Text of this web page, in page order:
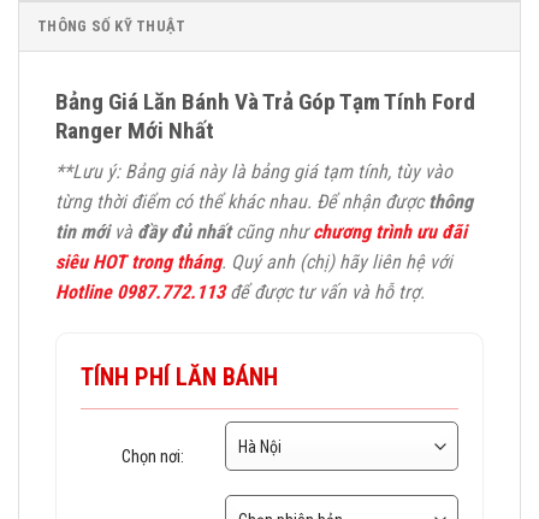
THÔNG SỐ KỸ THUẬT
Bảng Giá Lăn Bánh Và Trả Góp Tạm Tính Ford
Ranger Mới Nhất
**Lưu ý: Bảng giá này là bảng giá tạm tính, tùy vào
từng thời điểm có thể khác nhau. Để nhận đượcthông
tin mớivà đầy đủ nhấtcũng nhưchương trình ưu đãi
siêu HOT trong tháng. Quý anh (chị) hãy liên hệ với
Hotline 0987.772.113để được tư vấn và hỗ trợ.
TÍNH PHÍ LĂN BÁNH
Chọn nơi: